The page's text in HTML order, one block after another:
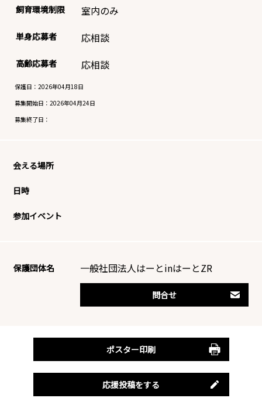
飼育環境制限 室内のみ
単身応募者 応相談
高齢応募者 応相談
保護日：2026年04月18日
募集開始日： 2026年04月24日
募集終了日：
会える場所
日時
参加イベント
保護団体名 一般社団法人はーとinはーとZR
問合せ
ポスター印刷
応援投稿をする